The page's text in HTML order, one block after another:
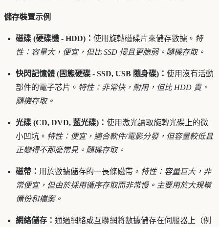
儲存裝置示例
磁碟 (硬碟機 - HDD)： 使用旋轉磁碟片來儲存數據。 特
性：容量大，便宜，但比 SSD 慢且更脆弱。隨機存取。
快閃記憶體 (固態硬碟 - SSD, USB 隨身碟)： 使用沒有活動
部件的電子芯片。 特性：非常快，耐用，但比 HDD 貴。
隨機存取。
光碟 (CD, DVD, 藍光碟)： 使用激光讀取旋轉光碟上的微
小凹坑。 特性：便宜，適合軟件/電影分發，但容量較低且
正變得不那麼常見。隨機存取。
磁帶： 用於數據儲存的一長條磁帶。 特性：容量巨大，非
常便宜，但由於採用循序存取而非常慢。主要用於大規模
備份和檔案。
網絡儲存： 通過網絡或互聯網將數據儲存在伺服器上（例